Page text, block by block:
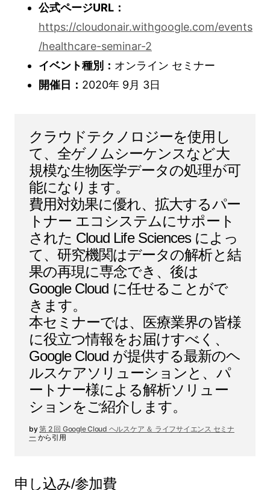
公式ページURL：
https://cloudonair.withgoogle.com/events
/healthcare-seminar-2
イベント種別： オンライン セミナー
開催日： 2020年 9月 3日
クラウドテクノロジーを使用し
て、全ゲノムシーケンスなど大
規模な生物医学データの処理が可
能になります。
費用対効果に優れ、拡大するパー
トナー エコシステムにサポート
された Cloud Life Sciences によっ
て、研究機関はデータの解析と結
果の再現に専念でき、後は
Google Cloud に任せることがで
きます。
本セミナーでは、医療業界の皆様
に役立つ情報をお届けすべく、
Google Cloud が提供する最新のヘ
ルスケアソリューションと、パ
ートナー様による解析ソリュー
ションをご紹介します。
第 2 回 Google Cloud ヘルスケア ＆ ライフサイエンス セミナ
ー から引用
申し込み/参加費